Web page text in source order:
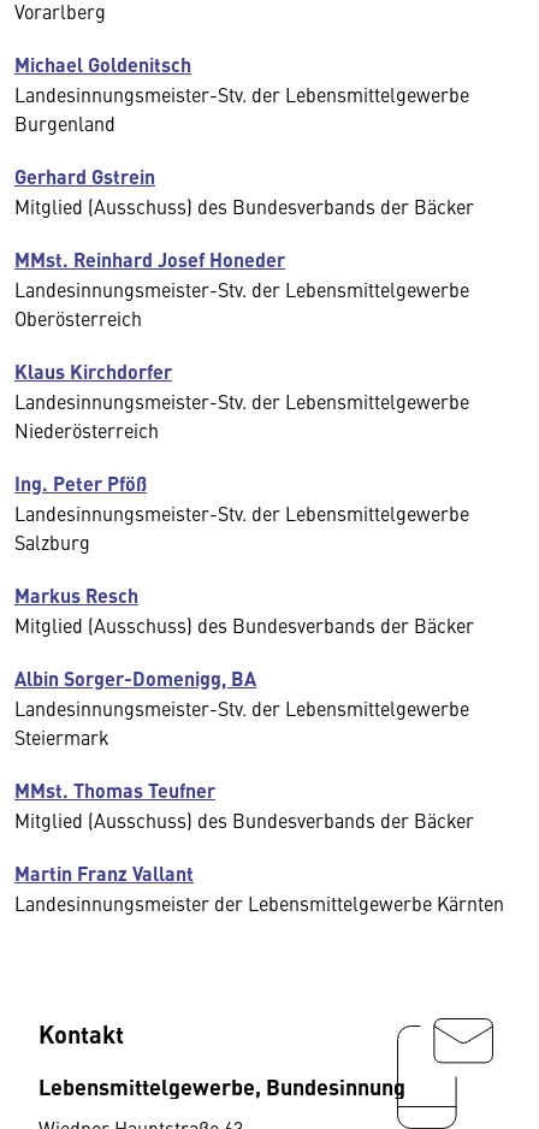
Vorarlberg
Michael Goldenitsch
Landesinnungsmeister-Stv. der Lebensmittelgewerbe
Burgenland
Gerhard Gstrein
Mitglied (Ausschuss) des Bundesverbands der Bäcker
MMst. Reinhard Josef Honeder
Landesinnungsmeister-Stv. der Lebensmittelgewerbe
Oberösterreich
Klaus Kirchdorfer
Landesinnungsmeister-Stv. der Lebensmittelgewerbe
Niederösterreich
Ing. Peter Pföß
Landesinnungsmeister-Stv. der Lebensmittelgewerbe
Salzburg
Markus Resch
Mitglied (Ausschuss) des Bundesverbands der Bäcker
Albin Sorger-Domenigg, BA
Landesinnungsmeister-Stv. der Lebensmittelgewerbe
Steiermark
MMst. Thomas Teufner
Mitglied (Ausschuss) des Bundesverbands der Bäcker
Martin Franz Vallant
Landesinnungsmeister der Lebensmittelgewerbe Kärnten
Kontakt
Lebensmittelgewerbe, Bundesinnung